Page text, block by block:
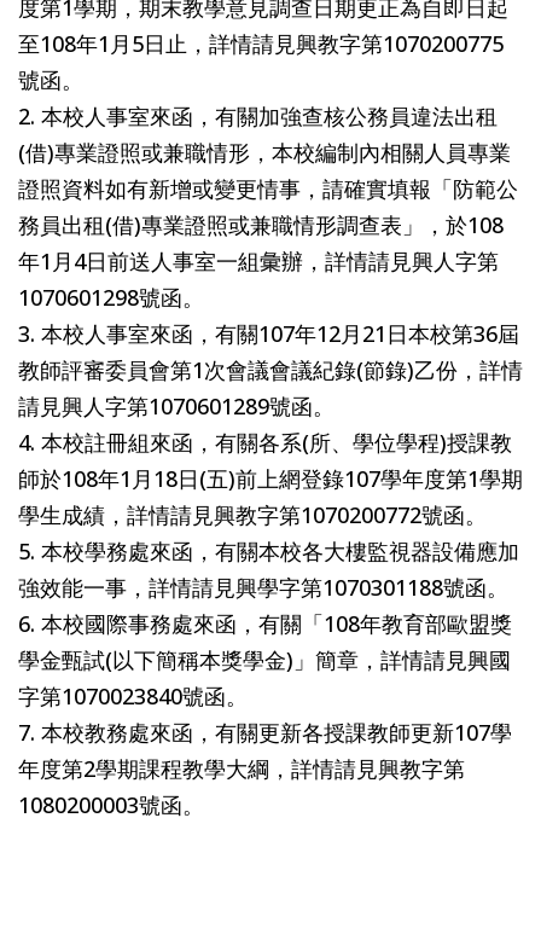
度第1學期，期末教學意見調查日期更正為自即日起
至108年1月5日止，詳情請見興教字第1070200775
號函。
2. 本校人事室來函，有關加強查核公務員違法出租
(借)專業證照或兼職情形，本校編制內相關人員專業
證照資料如有新增或變更情事，請確實填報「防範公
務員出租(借)專業證照或兼職情形調查表」，於108
年1月4日前送人事室一組彙辦，詳情請見興人字第
1070601298號函。
3. 本校人事室來函，有關107年12月21日本校第36屆
教師評審委員會第1次會議會議紀錄(節錄)乙份，詳情
請見興人字第1070601289號函。
4. 本校註冊組來函，有關各系(所、學位學程)授課教
師於108年1月18日(五)前上網登錄107學年度第1學期
學生成績，詳情請見興教字第1070200772號函。
5. 本校學務處來函，有關本校各大樓監視器設備應加
強效能一事，詳情請見興學字第1070301188號函。
6. 本校國際事務處來函，有關「108年教育部歐盟獎
學金甄試(以下簡稱本獎學金)」簡章，詳情請見興國
字第1070023840號函。
7. 本校教務處來函，有關更新各授課教師更新107學
年度第2學期課程教學大綱，詳情請見興教字第
1080200003號函。